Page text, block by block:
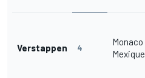
Verstappen 4
Monaco
Mexique